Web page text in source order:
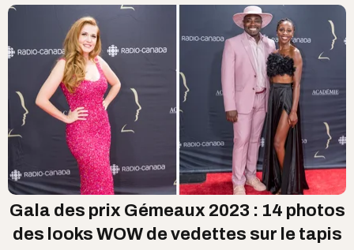
Gala des prix Gémeaux 2023 : 14 photos
des looks WOW de vedettes sur le tapis